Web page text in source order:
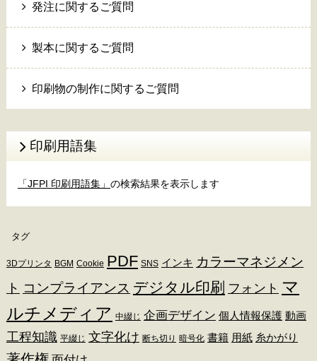
発注に関するご質問
製本に関するご質問
印刷物の制作に関するご質問
印刷用語集
「JFPI 印刷用語集」 の検索結果を表示します
タグ
3Dプリンタ BGM Cookie PDF SNS インキ カラーマネジメン
ト コンプライアンス デジタル印刷 フォント マ
ルチメディア 中綴じ 企画デザイン 個人情報保護 動画
工程知識 平綴じ 文字化け 断ち切り 暗号化 書籍 用紙 糸かがり